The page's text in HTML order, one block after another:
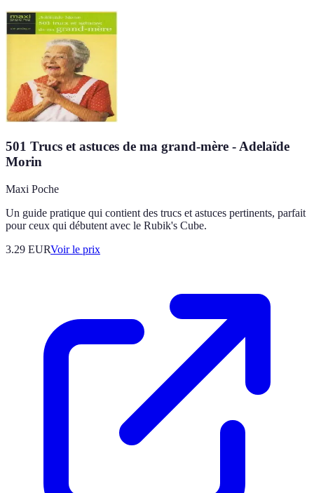
501 Trucs et astuces de ma grand-mère - Adelaïde
Morin
Maxi Poche
Un guide pratique qui contient des trucs et astuces pertinents, parfait
pour ceux qui débutent avec le Rubik's Cube.
3.29 EURVoir le prix